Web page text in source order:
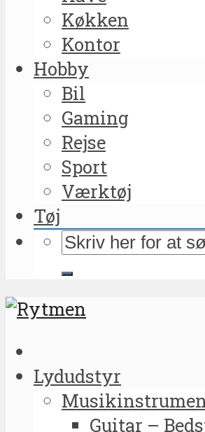
Køkken
Kontor
Hobby
Bil
Gaming
Rejse
Sport
Værktøj
Tøj
Lydudstyr
Guitar –